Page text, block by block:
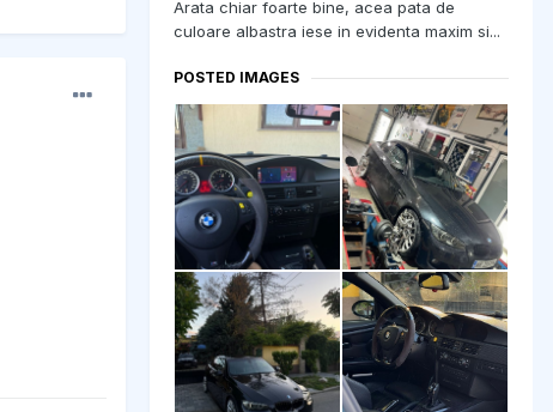
Arata chiar foarte bine, acea pata de
culoare albastra iese in evidenta maxim si...
POSTED IMAGES